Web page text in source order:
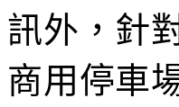
訊外，針
商用停車